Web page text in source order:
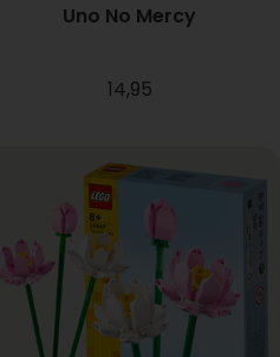
Uno No Mercy
14,95